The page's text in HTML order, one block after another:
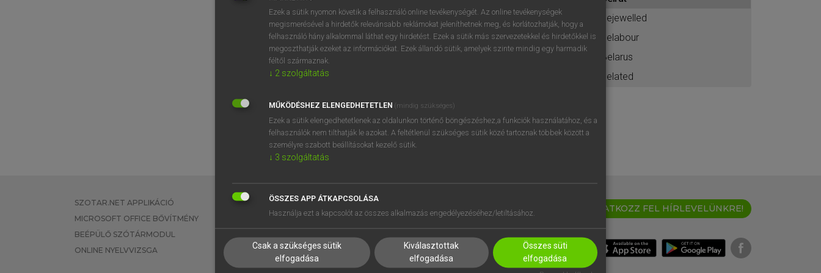
BELÉPÉS
próbaverziójának elindításához
regisztrálok ésbelépek.
REGISZTRÁCIÓ
bejewelled
belabour
Belarus
belated
SZOTAR.NET APPLIKÁCIÓ
MICROSOFT OFFICE BŐVÍTMÉNY
BEÉPÜLŐ SZÓTÁRMODUL
ONLINE NYELVVIZSGA
EGYÉNI FELHASZNÁLÓKNAK
TANULÓKNAK
VÁLLALATI MEGOLDÁSOK
SÚGÓ
RÓLUNK
SÜTI BEÁLLÍTÁSOK
IRATKOZZ FEL HÍRLEVELÜNKRE!
Ezek a sütik nyomon követik a felhasználó online tevékenységét. Az online tevékenységek
megismerésével a hirdetők relevánsabb reklámokat jeleníthetnek meg, és korlátozhatják, hogy a
felhasználó hány alkalommal láthat egy hirdetést. Ezek a sütik más szervezetekkel és hirdetőkkel is
megoszthatják ezeket az információkat. Ezek állandó sütik, amelyek szinte mindig egy harmadik
féltől származnak.
↓ 2 szolgáltatás
MŰKÖDÉSHEZ ELENGEDHETETLEN (mindig szükséges)
Ezek a sütik elengedhetetlenek az oldalunkon történő böngészéshez,a funkciók használatához, és a
felhasználók nem tilthatják le azokat. A feltétlenül szükséges sütik közé tartoznak többek között a
személyre szabott beállításokat kezelő sütik.
↓ 3 szolgáltatás
ÖSSZES APP ÁTKAPCSOLÁSA
Használja ezt a kapcsolót az összes alkalmazás engedélyezéséhez/letiltásához.
Csak a szükséges sütik
elfogadása
Kiválasztottak
elfogadása
Összes süti
elfogadása